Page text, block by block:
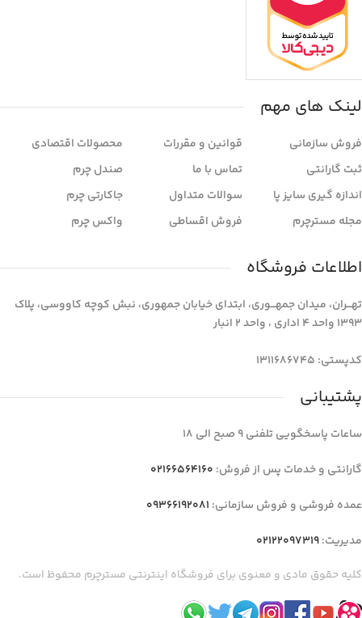
لینک های مهم
فروش سازمانی
ثبت گارانتی
اندازه گیری سایز پا
مجله مسترچرم
قوانین و مقررات
تماس با ما
سوالات متداول
فروش اقساطی
محصولات اقتصادی
صندل چرم
جاکارتی چرم
واکس چرم
اطلاعات فروشگاه
تهـــران، میدان جمهـــوری، ابتدای خیابان جمهوری، نبش کوچه کاووسی، پلاک
1393 واحد 4 اداری ، واحد 2 انبار
کدپستی: 1311686745
پشتیبانی
ساعات پاسخگویی تلفنی 9 صبح الی 18
گارانتی و خدمات پس از فروش: 02166564160
عمده فروشی و فروش سازمانی: 09366192081
مدیریت:02122097319
کلیه حقوق مادی و معنوی برای فروشگاه اینترنتی مسترچرم محفوظ است.